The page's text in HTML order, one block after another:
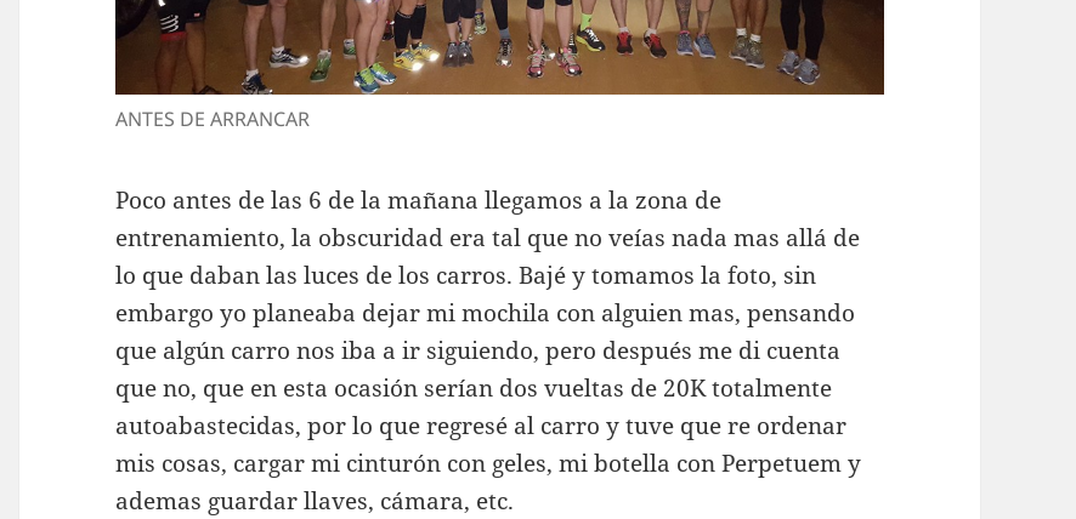
ANTES DE ARRANCAR
Poco antes de las 6 de la mañana llegamos a la zona de
entrenamiento, la obscuridad era tal que no veías nada mas allá de
lo que daban las luces de los carros. Bajé y tomamos la foto, sin
embargo yo planeaba dejar mi mochila con alguien mas, pensando
que algún carro nos iba a ir siguiendo, pero después me di cuenta
que no, que en esta ocasión serían dos vueltas de 20K totalmente
autoabastecidas, por lo que regresé al carro y tuve que re ordenar
mis cosas, cargar mi cinturón con geles, mi botella con Perpetuem y
ademas guardar llaves, cámara, etc.